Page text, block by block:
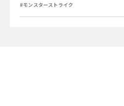
#モンスターストライク